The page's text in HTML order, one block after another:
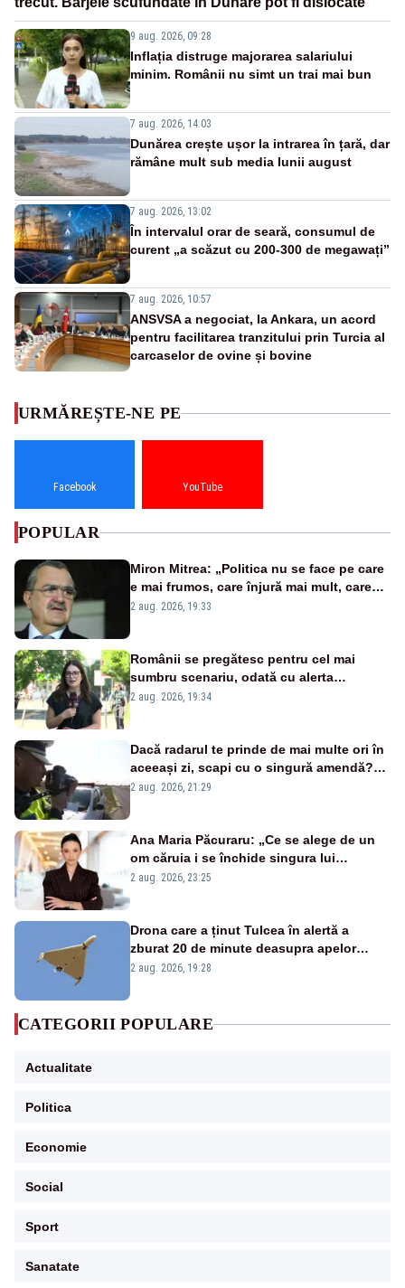
9 aug. 2026, 09:28
Inflația distruge majorarea salariului
minim. Românii nu simt un trai mai bun
7 aug. 2026, 14:03
Dunărea crește ușor la intrarea în țară, dar
rămâne mult sub media lunii august
7 aug. 2026, 13:02
În intervalul orar de seară, consumul de
curent „a scăzut cu 200-300 de megawați”
7 aug. 2026, 10:57
ANSVSA a negociat, la Ankara, un acord
pentru facilitarea tranzitului prin Turcia al
carcaselor de ovine și bovine
URMĂREȘTE-NE PE
Facebook YouTube
POPULAR
Miron Mitrea: „Politica nu se face pe care
e mai frumos, care înjură mai mult, care
țipă mai tare, ci pe proiecte”
2 aug. 2026, 19:33
Românii se pregătesc pentru cel mai
sumbru scenariu, odată cu alerta
energetică
2 aug. 2026, 19:34
Dacă radarul te prinde de mai multe ori în
aceeași zi, scapi cu o singură amendă?
Ce spune legea
2 aug. 2026, 21:29
Ana Maria Păcuraru: „Ce se alege de un
om căruia i se închide singura lui
portiță?”
2 aug. 2026, 23:25
Drona care a ținut Tulcea în alertă a
zburat 20 de minute deasupra apelor
României. Au fost ridicate două F-16
2 aug. 2026, 19:28
CATEGORII POPULARE
Actualitate
Politica
Economie
Social
Sport
Sanatate